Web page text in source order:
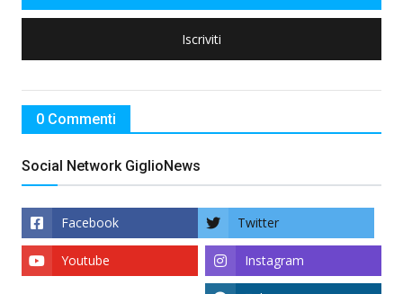
Iscriviti
0 Commenti
Social Network GiglioNews
Facebook Twitter
Instagram
Youtube